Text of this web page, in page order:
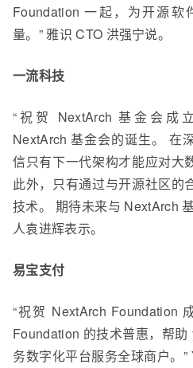
Foundation 一起，为开源
量。” 雅识 CTO 洪强宁说。
一流科技
“祝贺 NextArch 基金会成
NextArch 基金会的诞生。 在
信只有下一代架构才能应对大
此外，只有通过与开源社区的
技术。 期待未来与 NextArch
人袁进辉表示。
易宝支付
“祝贺 NextArch Foundation
Foundation 的技术普惠，帮
务数字化平台服务全球商户。